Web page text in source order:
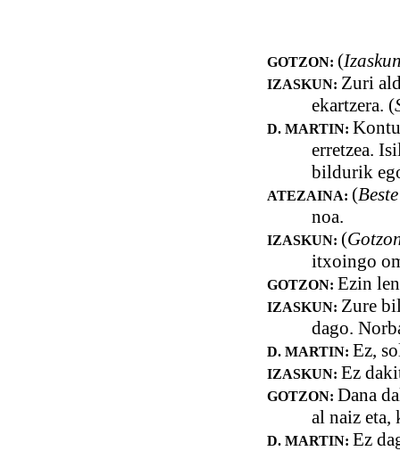
GOTZON: (
IZASKUN: Zuri
ekartzera. (
D. MARTIN:
erretzea.
bildurik
ATEZAINA: (
noa.
IZASKUN: (
itxoingo
GOTZON: Ezin
IZASKUN: Zure
dago.
D. MARTIN: Ez,
IZASKUN: Ez
GOTZON: Dana
al naiz eta,
D. MARTIN: Ez